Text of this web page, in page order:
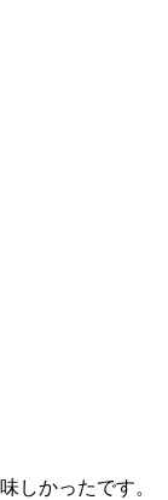
しかったです。